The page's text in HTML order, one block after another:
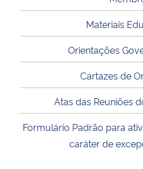
Gabinete de Segurança Institucional
Banco Central do Brasil
Materiais
Orientações
Cartazes de
Atas das Reuniões
Formulário Padrão para
caráter de